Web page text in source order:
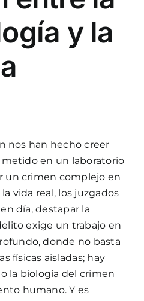
y la
nos han hecho creer
en un laboratorio
un crimen complejo en
vida real, los juzgados
día, destapar la
exige un trabajo en
donde no basta
físicas aisladas; hay
la biología del crimen
humano. Y es